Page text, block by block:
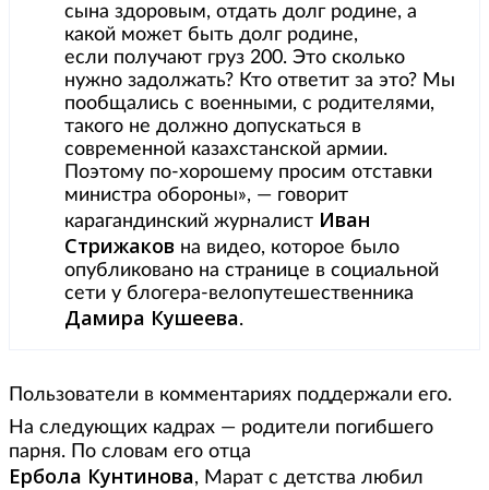
сына здоровым, отдать долг родине, а
какой может быть долг родине,
если получают груз 200. Это сколько
нужно задолжать? Кто ответит за это? Мы
пообщались с военными, с родителями,
такого не должно допускаться в
современной казахстанской армии.
Поэтому по-хорошему просим отставки
министра обороны», — говорит
карагандинский журналист Иван
Стрижаков на видео, которое было
опубликовано на странице в социальной
сети у блогера-велопутешественника
Дамира Кушеева.
Пользователи в комментариях поддержали его.
На следующих кадрах — родители погибшего
парня. По словам его отца
Ербола Кунтинова, Марат с детства любил